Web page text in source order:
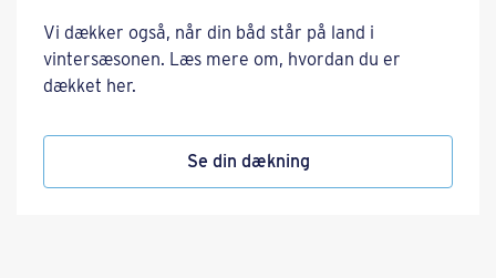
Vi dækker også, når din båd står på land i
vintersæsonen. Læs mere om, hvordan du er
dækket her.
Se din dækning